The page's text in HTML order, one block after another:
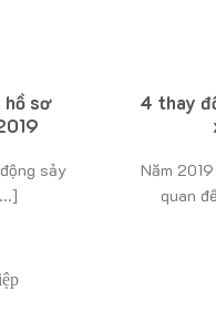
sơ
sảy
4 thay
Năm
quan